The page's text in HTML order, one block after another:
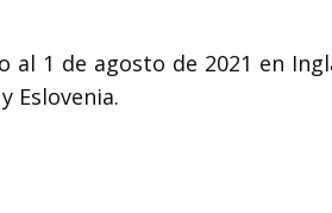
1 de agosto de 2021 en
Eslovenia.